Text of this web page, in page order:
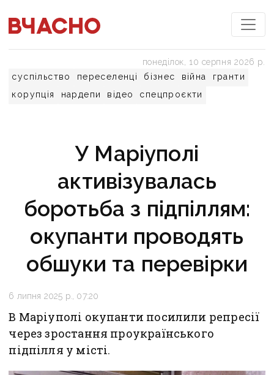
суспільство переселенці бізнес війна
гранти
корупція
нардепи відео спецпроєкти
понеділок, 10 серпня 2026 р.
У Маріуполі
активізувалась
боротьба з підпіллям:
окупанти проводять
обшуки та перевірки
6 липня 2025 р., 07:20
В Маріуполі окупанти посилили репресії
через зростання проукраїнського
підпілля у місті.